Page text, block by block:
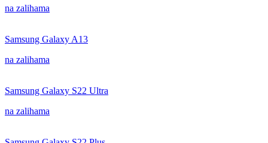
na zalihama
Samsung Galaxy A13
na zalihama
Samsung Galaxy S22 Ultra
na zalihama